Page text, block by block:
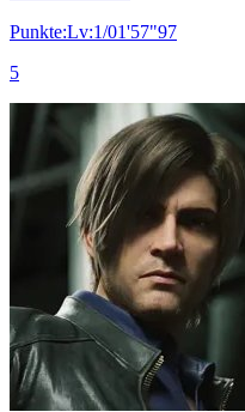
Punkte:Lv:1/01'57"97
5